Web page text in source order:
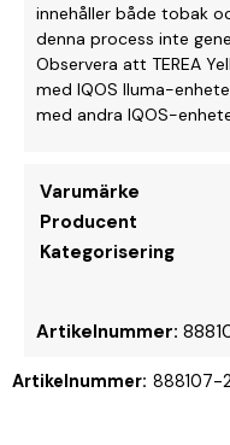
innehåller både tobak
denna process inte
Observera att TEREA
med IQOS Iluma-
med andra IQOS-
Varumärke
Producent
Kategorisering
Artikelnummer:
Artikelnummer: 888107-